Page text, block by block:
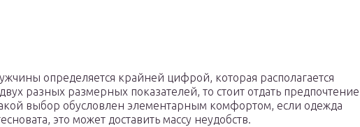
определяется крайней цифрой, которая располагается
разных размерных показателей, то стоит отдать предпочтение
выбор обусловлен элементарным комфортом, если одежда
это может доставить массу неудобств.